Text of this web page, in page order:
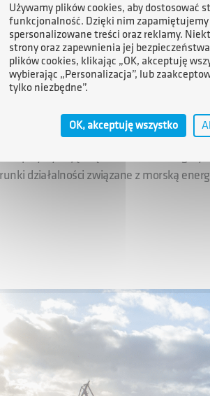
to jedyne polskie przedsiębiorstwo
ropy i gazu na polskim szelfie Morza
badaniami morza oraz
i centrów produkcyjnych, a także floty
tej niezwykle trudnej dziedzinie górnictwa
przyczyniając się do wzrostu
działalności związane z morską
Używamy plików cookies, aby dostosować
funkcjonalność. Dzięki nim
spersonalizowane treści oraz reklamy.
strony oraz zapewnienia jej
plików cookies, klikając „OK, akceptuję
wybierając „Personalizacja”, lub
tylko niezbędne”.
OK, akceptuję wszystko